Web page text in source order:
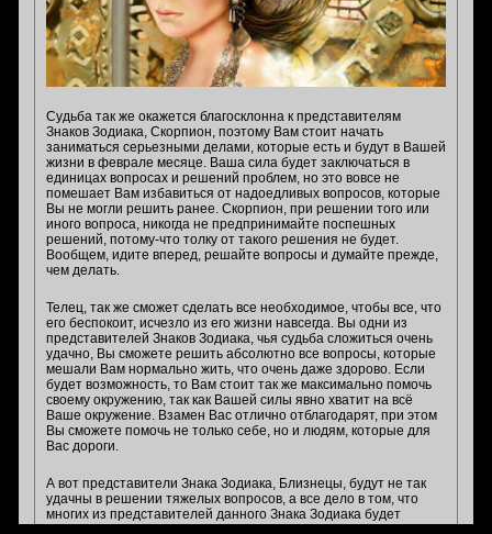
Судьба так же окажется благосклонна к представителям
Знаков Зодиака, Скорпион, поэтому Вам стоит начать
заниматься серьезными делами, которые есть и будут в Вашей
жизни в феврале месяце. Ваша сила будет заключаться в
единицах вопросах и решений проблем, но это вовсе не
помешает Вам избавиться от надоедливых вопросов, которые
Вы не могли решить ранее. Скорпион, при решении того или
иного вопроса, никогда не предпринимайте поспешных
решений, потому-что толку от такого решения не будет.
Вообщем, идите вперед, решайте вопросы и думайте прежде,
чем делать.
Телец, так же сможет сделать все необходимое, чтобы все, что
его беспокоит, исчезло из его жизни навсегда. Вы одни из
представителей Знаков Зодиака, чья судьба сложиться очень
удачно, Вы сможете решить абсолютно все вопросы, которые
мешали Вам нормально жить, что очень даже здорово. Если
будет возможность, то Вам стоит так же максимально помочь
своему окружению, так как Вашей силы явно хватит на всё
Ваше окружение. Взамен Вас отлично отблагодарят, при этом
Вы сможете помочь не только себе, но и людям, которые для
Вас дороги.
А вот представители Знака Зодиака, Близнецы, будут не так
удачны в решении тяжелых вопросов, а все дело в том, что
многих из представителей данного Знака Зодиака будет
относиться к решению вопросов не достаточно серьезно, что